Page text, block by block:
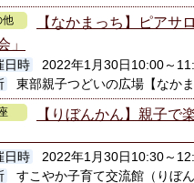
他
【なかまっち】ピアサ
」
日時
2022年1月30日10:00～
東部親子つどいの広場【なか
【りぼんかん】親子で
日時
2022年1月30日10:30～
すこやか子育て交流館（りぼ